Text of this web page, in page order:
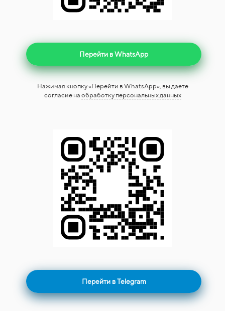
Перейти в WhatsApp
Нажимая кнопку «Перейти в WhatsApp», вы даете
согласие на обработку персональных данных
Перейти в Telegram